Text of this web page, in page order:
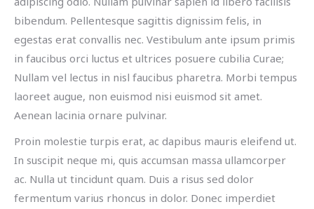
bibendum. Pellentesque sagittis dignissim felis, in
egestas erat convallis nec. Vestibulum ante ipsum primis
in faucibus orci luctus et ultrices posuere cubilia Curae;
Nullam vel lectus in nisl faucibus pharetra. Morbi tempus
laoreet augue, non euismod nisi euismod sit amet.
Aenean lacinia ornare pulvinar.
Proin molestie turpis erat, ac dapibus mauris eleifend ut.
In suscipit neque mi, quis accumsan massa ullamcorper
ac. Nulla ut tincidunt quam. Duis a risus sed dolor
fermentum varius rhoncus in dolor. Donec imperdiet